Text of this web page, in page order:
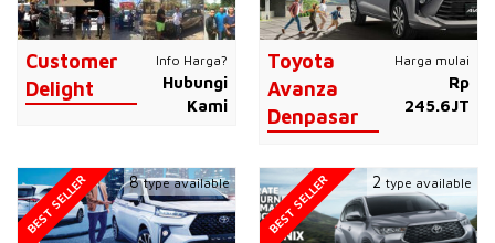
Customer
Delight
Info Harga?
Hubungi
Kami
Toyota
Avanza
Denpasar
Harga mulai
Rp
245.6JT
BEST SELLER 8type available BEST SELLER 2 type available